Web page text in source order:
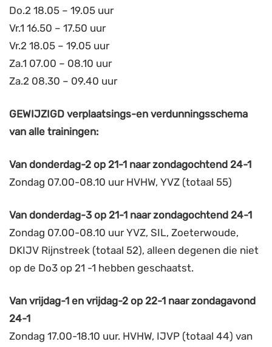
Do.2 18.05 – 19.05 uur
Vr.1 16.50 – 17.50 uur
Vr.2 18.05 – 19.05 uur
Za.1 07.00 – 08.10 uur
Za.2 08.30 – 09.40 uur
GEWIJZIGD verplaatsings-en verdunningsschema
van alle trainingen:
Van donderdag-2 op 21-1 naar zondagochtend 24-1
Zondag 07.00-08.10 uur HVHW, YVZ (totaal 55)
Van donderdag-3 op 21-1 naar zondagochtend 24-1
Zondag 07.00-08.10 uur YVZ, SIL, Zoeterwoude,
DKIJV Rijnstreek (totaal 52), alleen degenen die niet
op de Do3 op 21 -1 hebben geschaatst.
Van vrijdag-1 en vrijdag-2 op 22-1 naar zondagavond
24-1
Zondag 17.00-18.10 uur. HVHW, IJVP (totaal 44) van